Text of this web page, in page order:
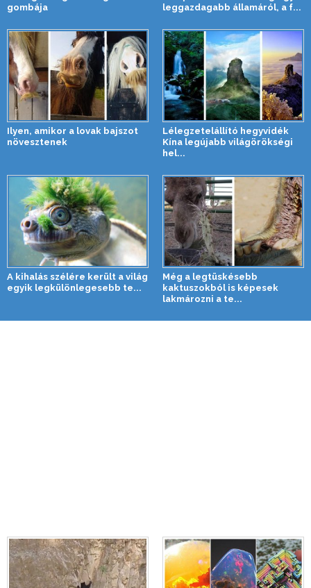
gombája
leggazdagabb államáról, a f...
Ilyen, amikor a lovak bajszot
növesztenek
Lélegzetelállító hegyvidék
Kína legújabb világörökségi
hel...
A kihalás szélére került a világ
egyik legkülönlegesebb te...
Még a legtüskésebb
kaktuszokból is képesek
lakmározni a te...